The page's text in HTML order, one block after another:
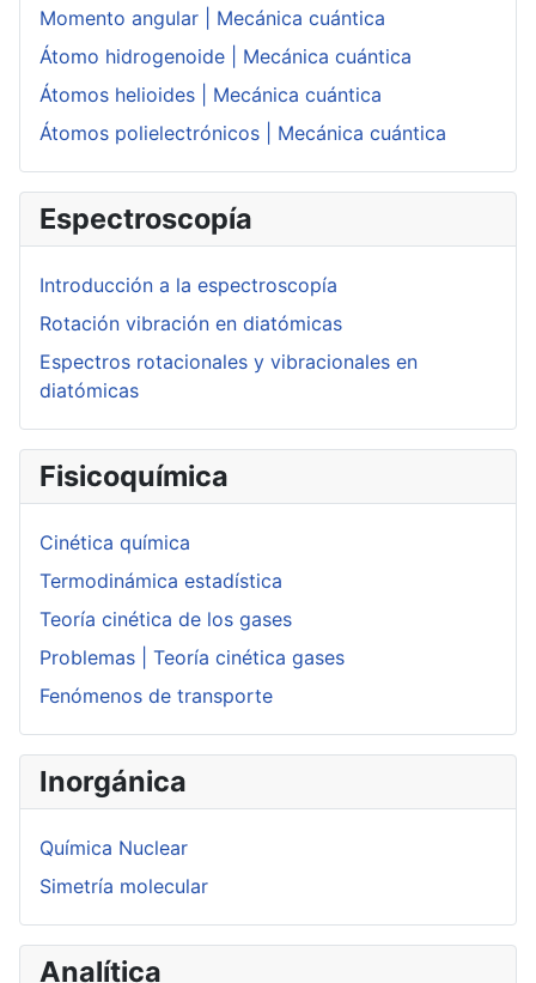
Momento angular | Mecánica cuántica
Átomo hidrogenoide | Mecánica cuántica
Átomos helioides | Mecánica cuántica
Átomos polielectrónicos | Mecánica cuántica
Espectroscopía
Introducción a la espectroscopía
Rotación vibración en diatómicas
Espectros rotacionales y vibracionales en
diatómicas
Fisicoquímica
Cinética química
Termodinámica estadística
Teoría cinética de los gases
Problemas | Teoría cinética gases
Fenómenos de transporte
Inorgánica
Química Nuclear
Simetría molecular
Analítica